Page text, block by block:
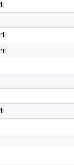
2024
2024
2024
2024